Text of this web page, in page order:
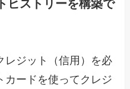
ヒストリーを構築で
レジット（信用）を必
カードを使ってクレジ